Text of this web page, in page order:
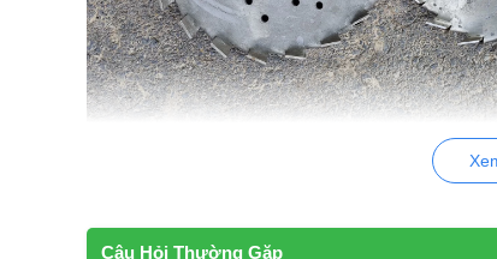
Giới thiệu chung về cánh
Cánh khuấy sơn 100được sản xuất bằng nguyên
Câu Hỏi Thường Gặp